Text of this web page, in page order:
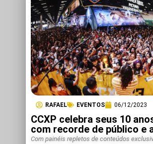
RAFAEL EVENTOS 06/12/2023
CCXP celebra seus 10
com recorde de público e
Com painéis repletos de conteúdos